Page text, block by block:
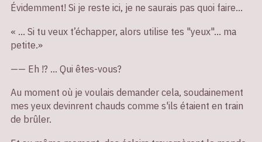
Évidemment! Si je reste ici, je ne saurais pas quoi faire...
« ... Si tu veux t’échapper, alors utilise tes "yeux"... ma
petite.»
—— Eh !? ... Qui êtes-vous?
Au moment où je voulais demander cela, soudainement
mes yeux devinrent chauds comme s'ils étaient en train
de brûler.